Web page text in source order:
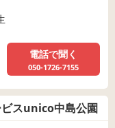
電話で聞く
050-1726-7155
ビスunico中島公園